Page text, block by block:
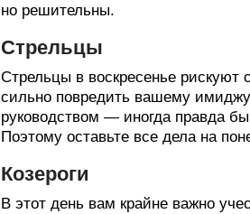
но решительны.
Стрельцы
Стрельцы в воскресенье рискуют
сильно повредить вашему
руководством — иногда правда
Поэтому оставьте все дела на
Козероги
В этот день вам крайне важно